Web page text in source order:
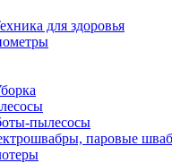
для здоровья
пылесосы
паровые